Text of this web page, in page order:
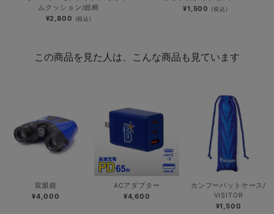
ムクッション/総柄
¥2,800 (税込)
¥1,500 (税込)
この商品を見た人は、こんな商品も見ています
双眼鏡
¥4,000
ACアダプター
¥4,600
カンフーバットケース/
VISITOR
¥1,500